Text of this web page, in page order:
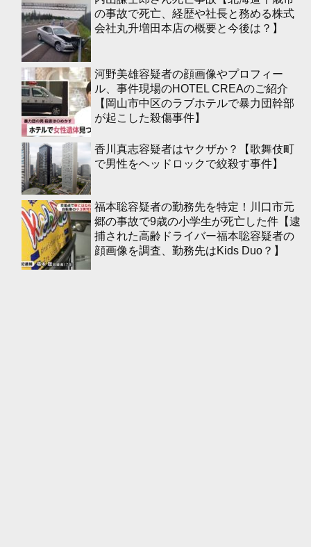
の事故で死亡、経歴や社長と務める株式
会社丸升増田本店の概要と今後は？】
河野美雄容疑者の顔画像やプロフィー
ル、事件現場のHOTEL CREAのご紹介
【岡山市中区のラブホテルで暴力団幹部
が起こした殺傷事件】
香川真志容疑者はヤクザか？【歌舞伎町
で男性をヘッドロックで絞殺す事件】
福本聡容疑者の勤務先を特定！川口市元
郷の事故で9歳の小学生が死亡した件【逮
捕された高齢ドライバー福本聡容疑者の
顔画像を調査、勤務先はKids Duo？】